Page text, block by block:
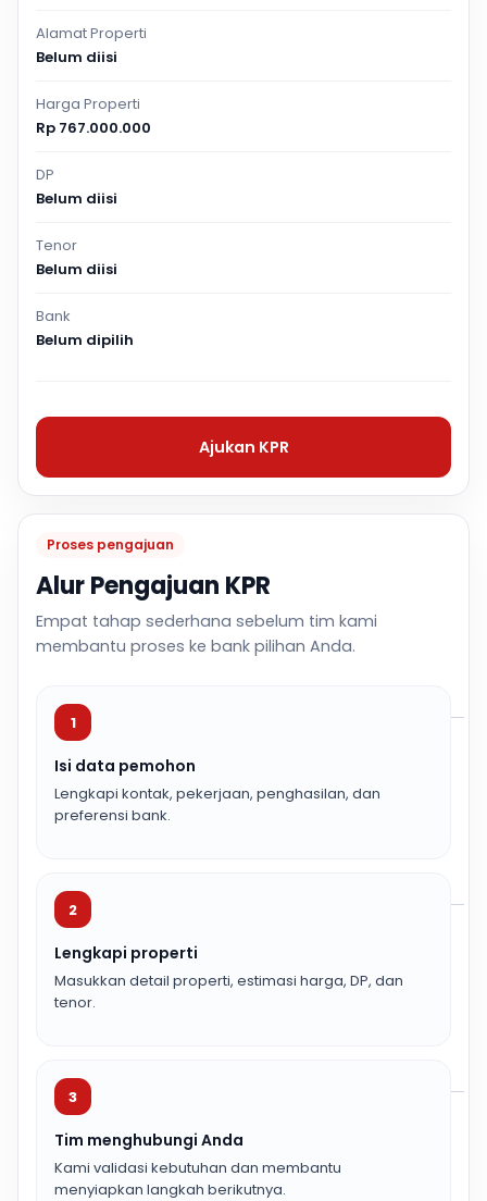
Proses pengajuan
Alur Pengajuan KPR
Empat tahap sederhana sebelum tim kami
membantu proses ke bank pilihan Anda.
1
Isi data pemohon
Lengkapi kontak, pekerjaan, penghasilan, dan
preferensi bank.
2
Lengkapi properti
Masukkan detail properti, estimasi harga, DP, dan
tenor.
3
Tim menghubungi Anda
Kami validasi kebutuhan dan membantu
menyiapkan langkah berikutnya.
Alamat Properti
Belum diisi
Harga Properti
Rp 767.000.000
DP
Belum diisi
Tenor
Belum diisi
Bank
Belum dipilih
Ajukan KPR